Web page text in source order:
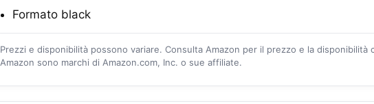
Formato black
Prezzi e disponibilità possono variare. Consulta Amazon per il prezzo e la disponibilità
Amazon sono marchi di Amazon.com, Inc. o sue affiliate.